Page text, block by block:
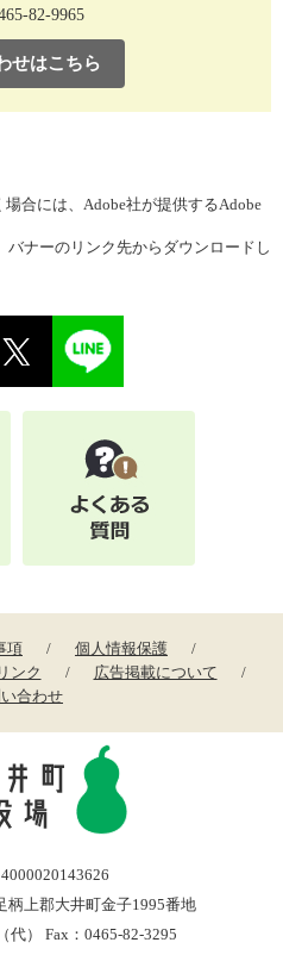
82-9965
せはこちら
合には、Adobe社が提供するAdobe
バナーのリンク先からダウンロードし
項
個人情報保護
ンク
広告掲載について
合わせ
上郡大井町金子1995番地
代） Fax：0465-82-3295